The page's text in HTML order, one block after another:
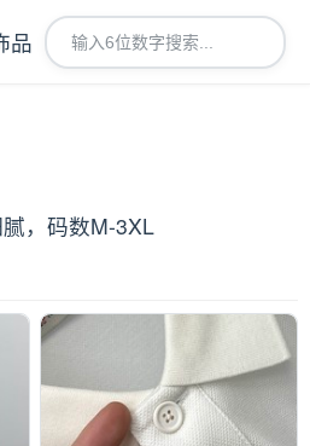
品
，码数M-3XL